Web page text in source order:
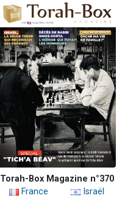
Torah-Box Magazine n°370
France
Israël